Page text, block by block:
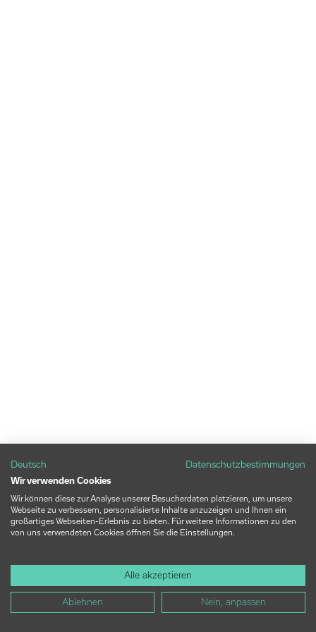
Deutsch
Datenschutzbestimmungen
Wir verwenden Cookies
Wir können diese zur Analyse unserer Besucherdaten platzieren, um unsere
Webseite zu verbessern, personalisierte Inhalte anzuzeigen und Ihnen ein
großartiges Webseiten-Erlebnis zu bieten. Für weitere Informationen zu den
von uns verwendeten Cookies öffnen Sie die Einstellungen.
Alle akzeptieren
Ablehnen Nein, anpassen